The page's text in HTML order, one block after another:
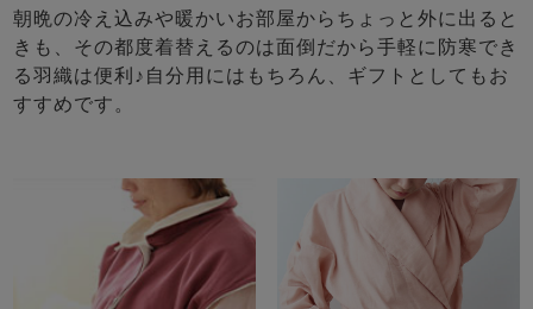
朝晩の冷え込みや暖かいお部屋からちょっと外に出ると
きも、その都度着替えるのは面倒だから手軽に防寒でき
る羽織は便利♪自分用にはもちろん、ギフトとしてもお
すすめです。